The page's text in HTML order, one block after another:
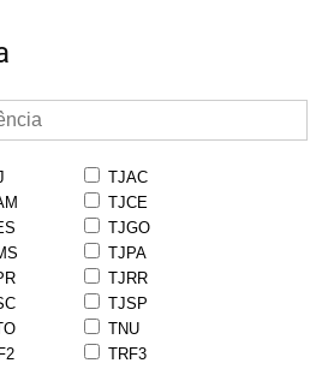
TJAC
TJCE
TJGO
TJPA
TJRR
TJSP
TNU
TRF3